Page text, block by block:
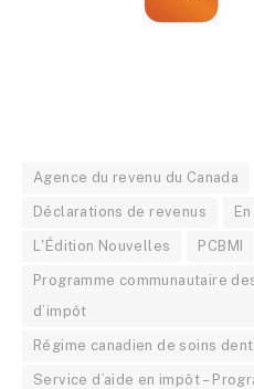
Agence du revenu du Canada
Déclarations de revenus
L'Édition Nouvelles PCBMI
Programme communautaire
d’impôt
Régime canadien de soins
Service d’aide en impôt –